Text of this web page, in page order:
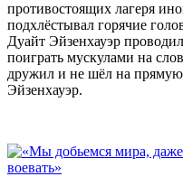
противостоящих лагеря
подхлёстывал горячие
Дуайт Эйзенхауэр
поиграть мускулами на
дружил и не шёл на
Эйзенхауэр.